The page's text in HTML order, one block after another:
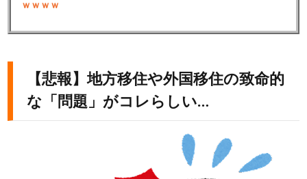
ｗｗｗｗ
【悲報】地方移住や外国移住の致命的
な「問題」がコレらしい…